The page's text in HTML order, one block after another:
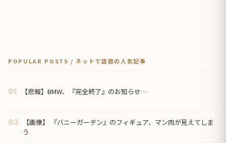
POPULAR POSTS / ネットで話題の人気記事
01 【悲報】BMW、『完全終了』のお知らせ…
02
【画像】 『バニーガーデン』のフィギュア、マン肉が見えてしま
う